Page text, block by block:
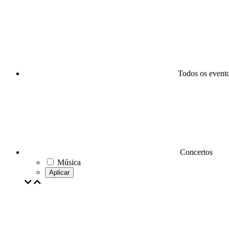
Todos os
Concertos
Música
Aplicar